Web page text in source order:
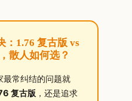
：1.76 复古版 vs
散人如何选？
最常纠结的问题就
复古版 ，还是追求